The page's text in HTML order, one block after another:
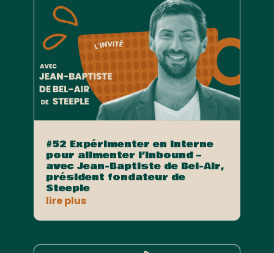
#52 Expérimenter en interne
pour alimenter l’Inbound –
avec Jean-Baptiste de Bel-Air,
président fondateur de
Steeple
lire plus